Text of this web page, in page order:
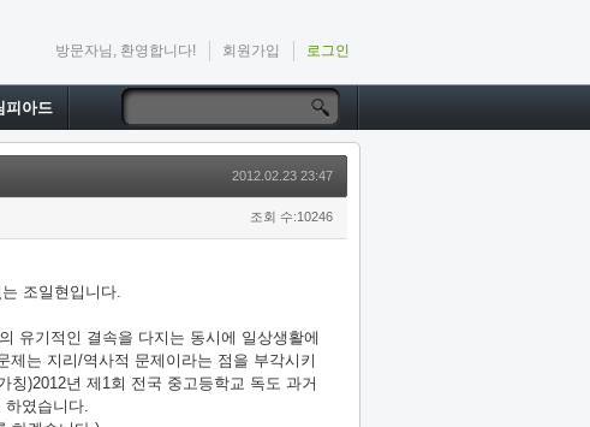
방문자님, 환영합니다! 회원가입 로그인
피아드
2012.02.23 23:47
조회 수:10246
조일현입니다.
유기적인 결속을 다지는 동시에 일상생활에
는 지리/역사적 문제이라는 점을 부각시키
)2012년 제1회 전국 중고등학교 독도 과거
하였습니다.